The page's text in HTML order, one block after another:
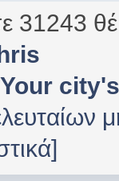
31243
Your